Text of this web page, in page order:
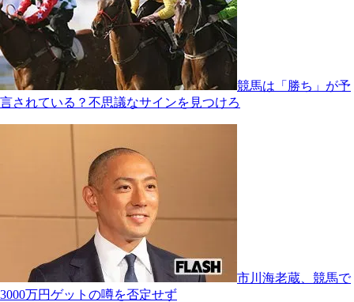
競馬は「勝ち」が予
言されている？不思議なサインを見つけろ
市川海老蔵、競馬で
3000万円ゲットの噂を否定せず